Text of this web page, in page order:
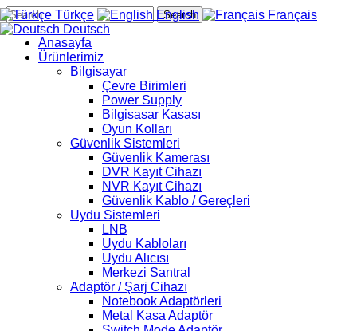
Search
Anasayfa
Ürünlerimiz
Bilgisayar
Çevre Birimleri
Power Supply
Bilgisasar Kasası
Oyun Kolları
Güvenlik Sistemleri
Güvenlik Kamerası
DVR Kayıt Cihazı
NVR Kayıt Cihazı
Güvenlik Kablo / Gereçleri
Uydu Sistemleri
LNB
Uydu Kabloları
Uydu Alıcısı
Merkezi Santral
Adaptör / Şarj Cihazı
Notebook Adaptörleri
Metal Kasa Adaptör
Türkçe English
Français
Deutsch